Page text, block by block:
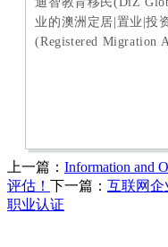
业的澳洲定居|置业|投
(Registered Migration
上一篇： Information and
评估！ 下一篇： 互联网企
职业认证